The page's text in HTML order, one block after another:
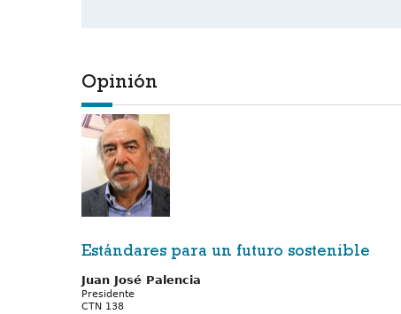
Opinión
Estándares para un futuro sostenible
Juan José Palencia
Presidente
CTN 138